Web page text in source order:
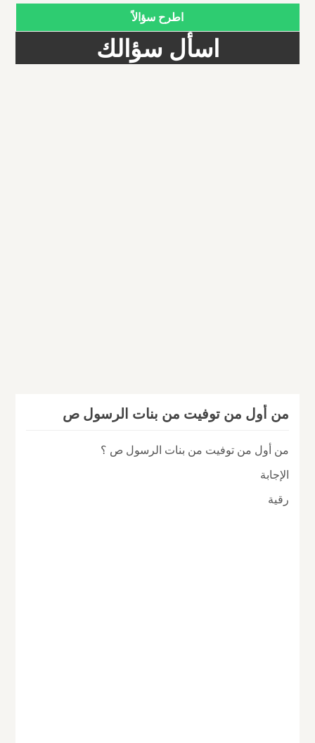
اطرح سؤالاً
اسأل سؤالك
من أول من توفيت من بنات الرسول ص
من أول من توفيت من بنات الرسول ص ؟
الإجابة
رقية